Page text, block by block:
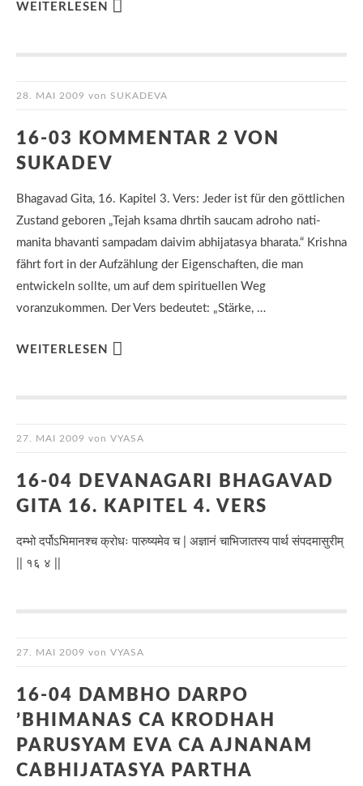
WEITERLESEN
28. MAI 2009 von SUKADEVA
16-03 KOMMENTAR 2 VON
SUKADEV
Bhagavad Gita, 16. Kapitel 3. Vers: Jeder ist für den göttlichen
Zustand geboren „Tejah ksama dhrtih saucam adroho nati-
manita bhavanti sampadam daivim abhijatasya bharata.“ Krishna
fährt fort in der Aufzählung der Eigenschaften, die man
entwickeln sollte, um auf dem spirituellen Weg
voranzukommen. Der Vers bedeutet: „Stärke, …
WEITERLESEN
27. MAI 2009 von VYASA
16-04 DEVANAGARI BHAGAVAD
GITA 16. KAPITEL 4. VERS
दम्भो दर्पोऽभिमानश्च क्रोधः पारुष्यमेव च | अज्ञानं चाभिजातस्य पार्थ संपदमासुरीम्
|| १६ ४ ||
27. MAI 2009 von VYASA
16-04 DAMBHO DARPO
’BHIMANAS CA KRODHAH
PARUSYAM EVA CA AJNANAM
CABHIJATASYA PARTHA